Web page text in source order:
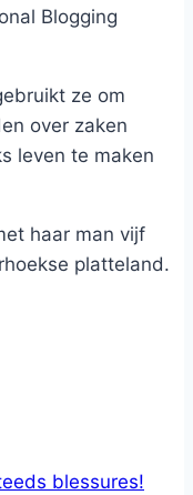
Blogging
ze om
over zaken
leven te maken
haar man vijf
platteland.
blessures!